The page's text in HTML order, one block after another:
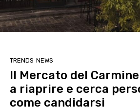
TRENDS NEWS
Il Mercato del
a riaprire e cerca
come candidarsi